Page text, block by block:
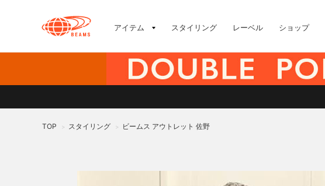
アイテム スタイリング レーベル ショップ
TOP > スタイリング > ビームス アウトレット 佐野